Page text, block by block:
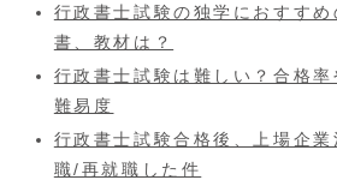
行政書士試験の独学におすす
書、教材は？
行政書士試験は難しい？合格率
難易度
行政書士試験合格後、上場企
職/再就職した件